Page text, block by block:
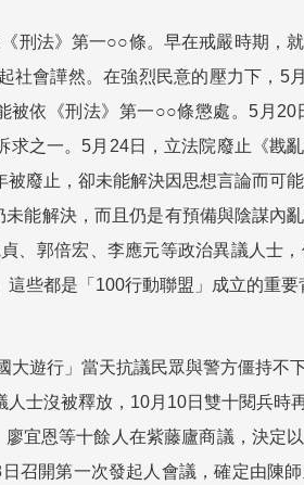
刑法》第一○○條。早在戒嚴時期，
社會譁然。在強烈民意的壓力下，5
被依《刑法》第一○○條懲處。5月
求之一。5月24日，立法院廢止《戡
被廢止，卻未能解決因思想言論而可
能解決，而且仍是有預備與陰謀內
、郭倍宏、李應元等政治異議人士
些都是「100行動聯盟」成立的重要
遊行」當天抗議民眾與警方僵持不
士沒被釋放，10月10日雙十閱兵時
宜恩等十餘人在紫藤廬商議，決定
召開第一次發起人會議，確定由陳